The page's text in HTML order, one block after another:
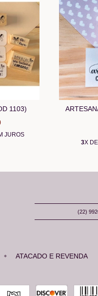
1103)
JUROS
3X DE
(22)
ATACADO E REVENDA